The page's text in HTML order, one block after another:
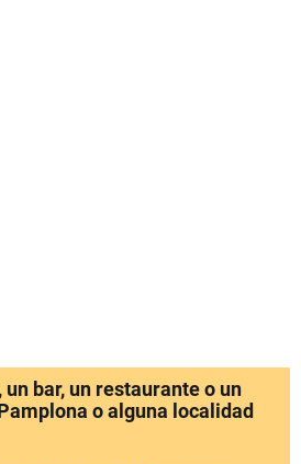
bar, un restaurante o un
o alguna localidad